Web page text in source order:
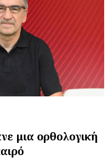
μια ορθολογική